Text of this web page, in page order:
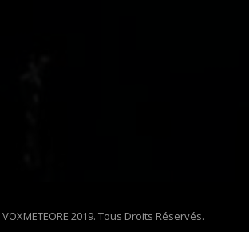
2019. Tous Droits Réservés.